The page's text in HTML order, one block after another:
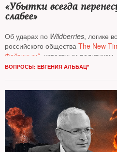
«Убытки всегда
слабее»
Об ударах по Wildberries, логике
российского общества The New
Фейгиным* , известным
блогером
ВОПРОСЫ: ЕВГЕНИЯ АЛЬБАЦ*